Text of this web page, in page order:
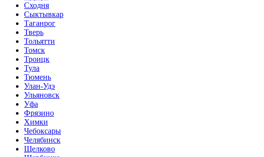
Сходня
Сыктывкар
Таганрог
Тверь
Тольятти
Томск
Троицк
Тула
Тюмень
Улан-Удэ
Ульяновск
Уфа
Фрязино
Химки
Чебоксары
Челябинск
Щелково